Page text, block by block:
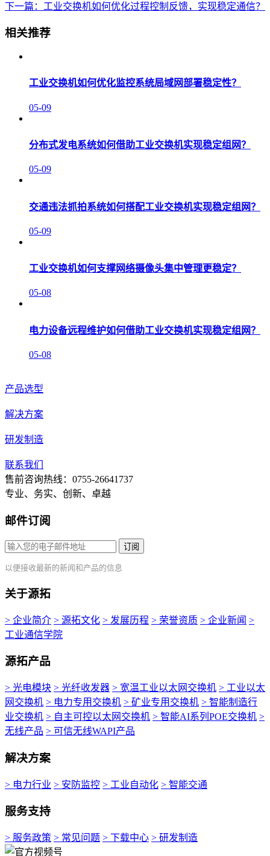
下一篇：工业交换机如何优化过程控制反馈，实现稳定通信？
相关推荐
工业交换机如何优化监控系统局域网部署稳定性？
05-09
分布式发电系统如何借助工业交换机实现稳定组网？
05-09
交通违法抓拍系统如何搭配工业交换机实现稳定组网？
05-09
工业交换机如何支撑网络摄像头集中管理更稳定？
05-08
电力设备远程维护如何借助工业交换机实现稳定组网？
05-08
产品选型
解决方案
研发制造
联系我们
售前咨询热线：0755-26641737
专业、务实、创新、卓越
邮件订阅
订阅
以便接收最新的新闻和产品的信息
关于源拓
> 企业简介 > 源拓文化 > 发展历程 > 荣誉资质 > 企业新闻 >
工业通信学院
源拓产品
> 光电模块 > 光纤收发器 > 宽温工业以太网交换机 > 工业以太
网交换机 > 电力专用交换机 > 矿业专用交换机 > 智能制造行
业交换机 > 自主可控以太网交换机 > 智能AI系列POE交换机 >
无线产品 > 可信无线WAPI产品
解决方案
> 电力行业 > 安防监控 > 工业自动化 > 智能交通
服务支持
> 服务政策 > 常见问题 > 下载中心 > 研发制造